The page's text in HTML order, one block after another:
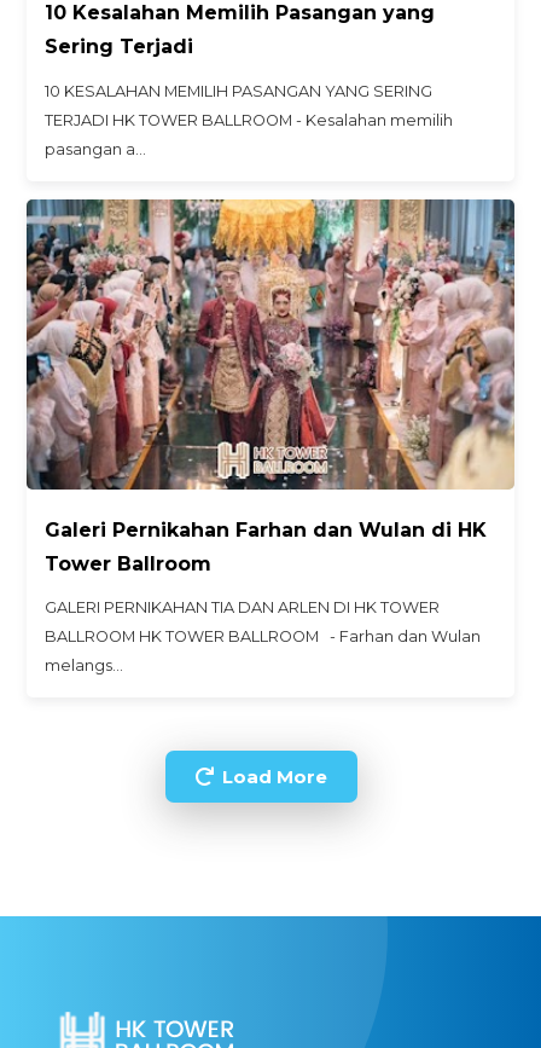
10 Kesalahan Memilih Pasangan yang
Sering Terjadi
10 KESALAHAN MEMILIH PASANGAN YANG SERING
TERJADI HK TOWER BALLROOM - Kesalahan memilih
pasangan a…
Galeri Pernikahan Farhan dan Wulan di HK
Tower Ballroom
GALERI PERNIKAHAN TIA DAN ARLEN DI HK TOWER
BALLROOM HK TOWER BALLROOM - Farhan dan Wulan
melangs…
Load More